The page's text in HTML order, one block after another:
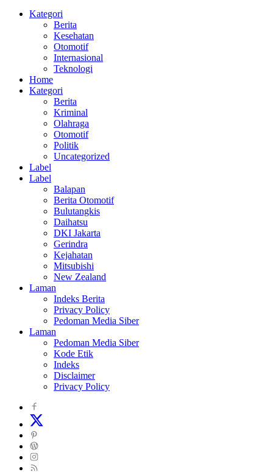
Kategori
Berita
Kesehatan
Otomotif
Internasional
Teknologi
Home
Kategori
Berita
Kriminal
Olahraga
Otomotif
Politik
Uncategorized
Label
Label
Balapan
Berita Otomotif
Bulutangkis
Daihatsu
DKI Jakarta
Gerindra
Kejahatan
Mitsubishi
New Zealand
Laman
Indeks Berita
Privacy Policy
Pedoman Media Siber
Laman
Pedoman Media Siber
Kode Etik
Indeks
Disclaimer
Privacy Policy